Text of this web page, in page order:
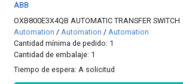
ABB
OXB800E3X4QB AUTOMATIC TRANSFER SWITCH
Automation / Automation / Automation
Cantidad mínima de pedido: 1
Cantidad de embalaje: 1
Tiempo de espera: A solicitud